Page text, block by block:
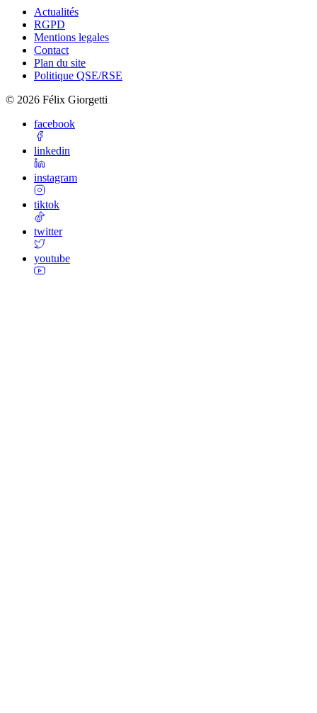
Actualités
RGPD
Mentions legales
Contact
Plan du site
Politique QSE/RSE
© 2026 Félix Giorgetti
facebook
linkedin
instagram
tiktok
twitter
youtube